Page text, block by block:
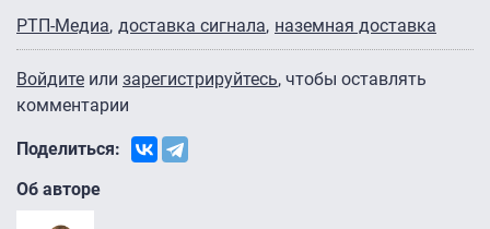
РТП-Медиа доставка сигнала наземная доставка
Войдите или зарегистрируйтесь, чтобы оставлять
комментарии
Поделиться:
Об авторе